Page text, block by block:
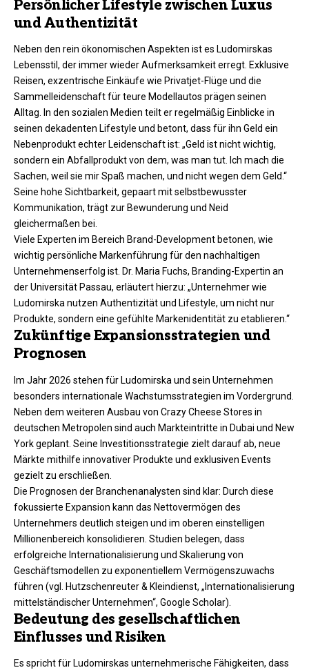
Persönlicher Lifestyle zwischen Luxus
und Authentizität
Neben den rein ökonomischen Aspekten ist es Ludomirskas
Lebensstil, der immer wieder Aufmerksamkeit erregt. Exklusive
Reisen, exzentrische Einkäufe wie Privatjet-Flüge und die
Sammelleidenschaft für teure Modellautos prägen seinen
Alltag. In den sozialen Medien teilt er regelmäßig Einblicke in
seinen dekadenten Lifestyle und betont, dass für ihn Geld ein
Nebenprodukt echter Leidenschaft ist: „Geld ist nicht wichtig,
sondern ein Abfallprodukt von dem, was man tut. Ich mach die
Sachen, weil sie mir Spaß machen, und nicht wegen dem Geld.“
Seine hohe Sichtbarkeit, gepaart mit selbstbewusster
Kommunikation, trägt zur Bewunderung und Neid
gleichermaßen bei.​
Viele Experten im Bereich Brand-Development betonen, wie
wichtig persönliche Markenführung für den nachhaltigen
Unternehmenserfolg ist. Dr. Maria Fuchs, Branding-Expertin an
der Universität Passau, erläutert hierzu: „Unternehmer wie
Ludomirska nutzen Authentizität und Lifestyle, um nicht nur
Produkte, sondern eine gefühlte Markenidentität zu etablieren.“​
Zukünftige Expansionsstrategien und
Prognosen
Im Jahr 2026 stehen für Ludomirska und sein Unternehmen
besonders internationale Wachstumsstrategien im Vordergrund.
Neben dem weiteren Ausbau von Crazy Cheese Stores in
deutschen Metropolen sind auch Markteintritte in Dubai und New
York geplant. Seine Investitionsstrategie zielt darauf ab, neue
Märkte mithilfe innovativer Produkte und exklusiven Events
gezielt zu erschließen.​
Die Prognosen der Branchenanalysten sind klar: Durch diese
fokussierte Expansion kann das Nettovermögen des
Unternehmers deutlich steigen und im oberen einstelligen
Millionenbereich konsolidieren. Studien belegen, dass
erfolgreiche Internationalisierung und Skalierung von
Geschäftsmodellen zu exponentiellem Vermögenszuwachs
führen (vgl. Hutzschenreuter & Kleindienst, „Internationalisierung
mittelständischer Unternehmen“, Google Scholar).​
Bedeutung des gesellschaftlichen
Einflusses und Risiken
Es spricht für Ludomirskas unternehmerische Fähigkeiten, dass